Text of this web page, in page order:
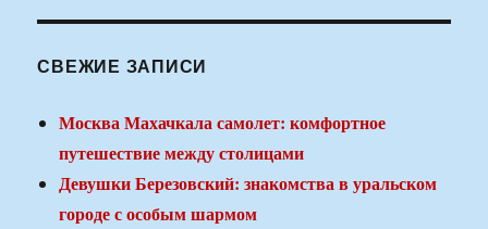
СВЕЖИЕ ЗАПИСИ
Москва Махачкала самолет: комфортное
путешествие между столицами
Девушки Березовский: знакомства в уральском
городе с особым шармом